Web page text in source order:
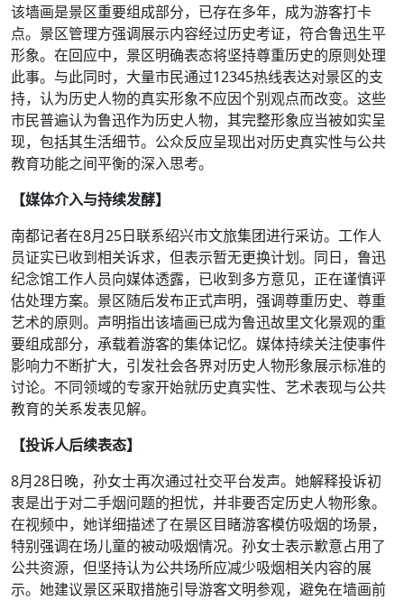
该墙画是景区重要组成部分，已存在多年，成为游客打卡
点。景区管理方强调展示内容经过历史考证，符合鲁迅生平
形象。在回应中，景区明确表态将坚持尊重历史的原则处理
此事。与此同时，大量市民通过12345热线表达对景区的支
持，认为历史人物的真实形象不应因个别观点而改变。这些
市民普遍认为鲁迅作为历史人物，其完整形象应当被如实呈
现，包括其生活细节。公众反应呈现出对历史真实性与公共
教育功能之间平衡的深入思考。
【媒体介入与持续发酵】
南都记者在8月25日联系绍兴市文旅集团进行采访。工作人
员证实已收到相关诉求，但表示暂无更换计划。同日，鲁迅
纪念馆工作人员向媒体透露，已收到多方意见，正在谨慎评
估处理方案。景区随后发布正式声明，强调尊重历史、尊重
艺术的原则。声明指出该墙画已成为鲁迅故里文化景观的重
要组成部分，承载着游客的集体记忆。媒体持续关注使事件
影响力不断扩大，引发社会各界对历史人物形象展示标准的
讨论。不同领域的专家开始就历史真实性、艺术表现与公共
教育的关系发表见解。
【投诉人后续表态】
8月28日晚，孙女士再次通过社交平台发声。她解释投诉初
衷是出于对二手烟问题的担忧，并非要否定历史人物形象。
在视频中，她详细描述了在景区目睹游客模仿吸烟的场景，
特别强调在场儿童的被动吸烟情况。孙女士表示歉意占用了
公共资源，但坚持认为公共场所应减少吸烟相关内容的展
示。她建议景区采取措施引导游客文明参观，避免在墙画前